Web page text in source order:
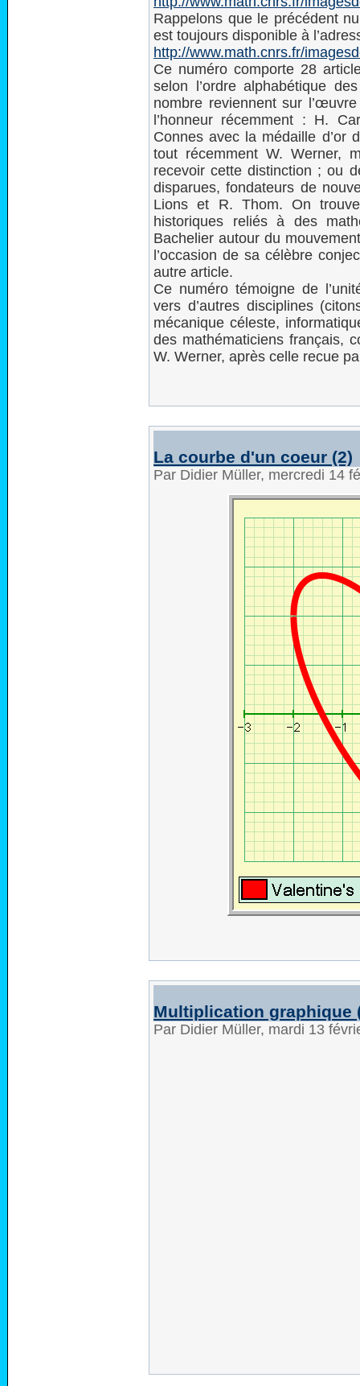
Rappelons que le précédent
est toujours disponible à
http://www.math.cnrs.fr/
Ce numéro comporte 28
selon l’ordre alphabétique
nombre reviennent sur
l’honneur récemment : H.
Connes avec la médaille d’or
tout récemment W. Werner,
recevoir cette distinction ; ou
disparues, fondateurs de
Lions et R. Thom. On
historiques reliés à des
Bachelier autour du
l’occasion de sa célèbre
autre article.
Ce numéro témoigne de
vers d’autres disciplines
mécanique céleste,
des mathématiciens français,
W. Werner, après celle recue
La courbe d'un coeur (2)
Par Didier Müller, mercredi 14
Multiplication graphique
Par Didier Müller, mardi 13